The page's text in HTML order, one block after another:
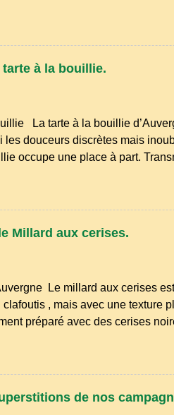
du sol. Diminution des
ce qui freine la germination
Il préserve le sol du froid en hiver
la structure du sol : Les paillis
et premiers semis sont à l...
à la bouillie.
La tarte à la bouillie
douceurs discrètes mais
occupe une place à part.
partageait des recettes
les campagnes du
autrefois un dessert du
farine, sucre, œufs… et
fioritures ...
Millard aux cerises.
Le millard aux cerises
clafoutis , mais avec une texture
préparé avec des cerises
500 g de cerises noires si
250 g de farine, 50g de sucre
l'eau rapidement, puis séchez-
de nos